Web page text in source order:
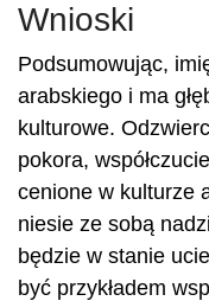
Wnioski
Podsumowując,
arabskiego i ma
kulturowe.
pokora,
cenione w kulturze
niesie ze sobą
będzie w stanie
być przykładem